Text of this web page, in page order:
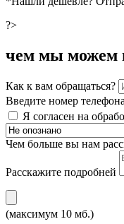
?>
чем мы можем
Как к вам обращаться?
Введите номер телефона
Я согласен на
Чем больше вы нам
Расскажите подробней
(максимум 10 мб.)